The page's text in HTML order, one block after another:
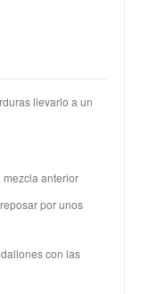
llevarlo a un
mezcla anterior
por unos
con las